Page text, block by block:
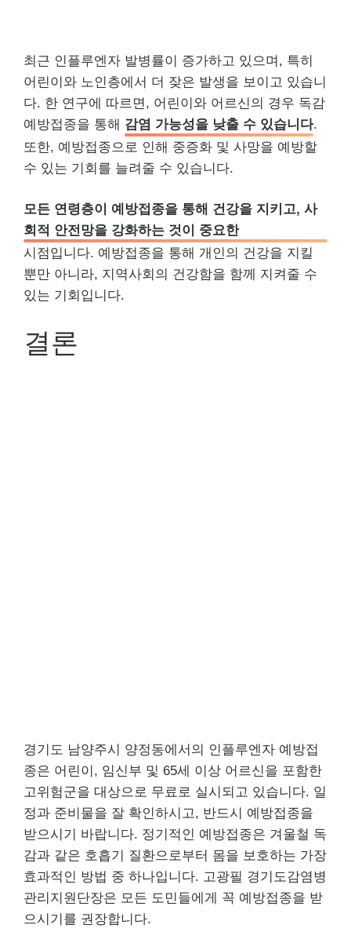
최근 인플루엔자 발병률이 증가하고 있으며, 특히
어린이와 노인층에서 더 잦은 발생을 보이고 있습니
다. 한 연구에 따르면, 어린이와 어르신의 경우 독감
예방접종을 통해 감염 가능성을 낮출 수 있습니다.
또한, 예방접종으로 인해 중증화 및 사망을 예방할
수 있는 기회를 늘려줄 수 있습니다.
모든 연령층이 예방접종을 통해 건강을 지키고, 사
회적 안전망을 강화하는 것이 중요한
시점입니다. 예방접종을 통해 개인의 건강을 지킬
뿐만 아니라, 지역사회의 건강함을 함께 지켜줄 수
있는 기회입니다.
결론
경기도 남양주시 양정동에서의 인플루엔자 예방접
종은 어린이, 임신부 및 65세 이상 어르신을 포함한
고위험군을 대상으로 무료로 실시되고 있습니다. 일
정과 준비물을 잘 확인하시고, 반드시 예방접종을
받으시기 바랍니다. 정기적인 예방접종은 겨울철 독
감과 같은 호흡기 질환으로부터 몸을 보호하는 가장
효과적인 방법 중 하나입니다. 고광필 경기도감염병
관리지원단장은 모든 도민들에게 꼭 예방접종을 받
으시기를 권장합니다.